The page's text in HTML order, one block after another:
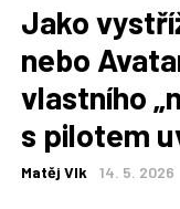
Jako
nebo
vlastního
s pilotem
Matěj Vlk 14. 5. 2026